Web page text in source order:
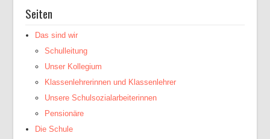
Seiten
Das sind wir
Schulleitung
Unser Kollegium
Klassenlehrerinnen und Klassenlehrer
Unsere Schulsozialarbeiterinnen
Pensionäre
Die Schule